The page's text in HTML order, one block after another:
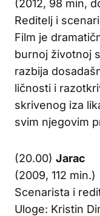
(2012, 98 min,
Reditelj i
Film je
burnoj životnoj
razbija
ličnosti i
skrivenog iza
svim njegovim
(20.00) Jarac
(2009, 112 min.)
Scenarista i
Uloge: Kristin